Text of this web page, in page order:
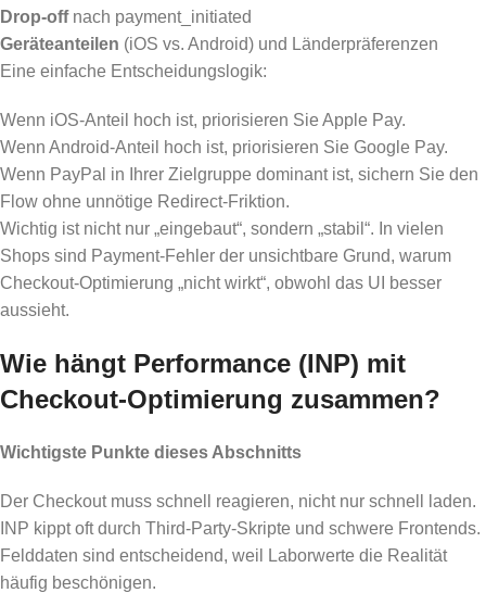
Drop-offnach payment_initiated
Geräteanteilen (iOS vs. Android) und Länderpräferenzen
Eine einfache Entscheidungslogik:
Wenn iOS-Anteil hoch ist, priorisieren Sie Apple Pay.
Wenn Android-Anteil hoch ist, priorisieren Sie Google Pay.
Wenn PayPal in Ihrer Zielgruppe dominant ist, sichern Sie den
Flow ohne unnötige Redirect-Friktion.
Wichtig ist nicht nur „eingebaut“, sondern „stabil“. In vielen
Shops sind Payment-Fehler der unsichtbare Grund, warum
Checkout-Optimierung „nicht wirkt“, obwohl das UI besser
aussieht.
Wie hängt Performance (INP) mit
Checkout-Optimierung zusammen?
Wichtigste Punkte dieses Abschnitts
Der Checkout muss schnell reagieren, nicht nur schnell laden.
INP kippt oft durch Third-Party-Skripte und schwere Frontends.
Felddaten sind entscheidend, weil Laborwerte die Realität
häufig beschönigen.